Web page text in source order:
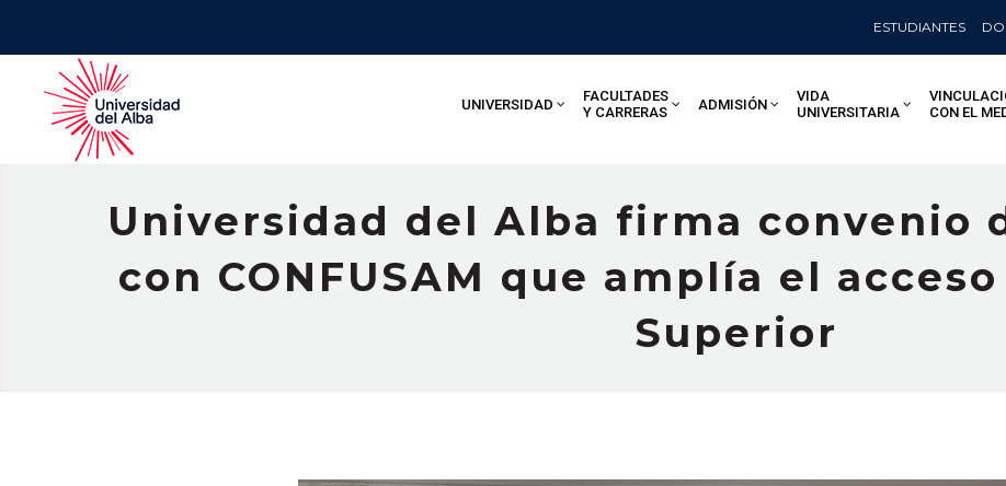
ESTUDIANTES
UNIVERSIDAD
FACULTADES
Y CARRERAS
ADMISIÓN
VIDA
UNIVERSITARIA
CON EL
Universidad del Alba firma convenio
con CONFUSAM que amplía el
Superior